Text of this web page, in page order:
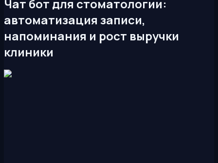
Чат бот для стоматологии:
автоматизация записи,
напоминания и рост выручки
клиники